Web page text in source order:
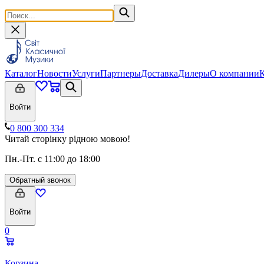
КаталогНовостиУслугиПартнерыДоставкаДилерыО компании
Войти
0 800 300 334
Читай сторінку рідною мовою!
Пн.-Пт. с 11:00 до 18:00
Обратный звонок
Войти
0